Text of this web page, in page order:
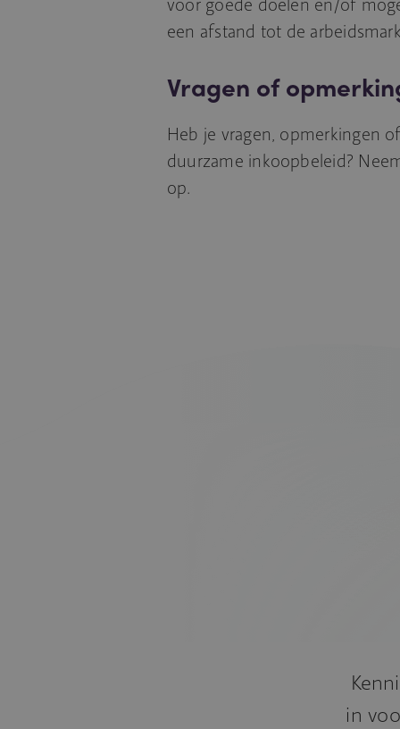
een afstand tot de
Vragen of
Heb je vragen, opmerkingen
duurzame inkoopbeleid?
op.
in